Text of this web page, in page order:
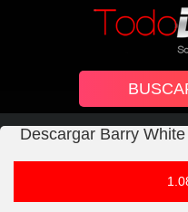
Descargar Barry